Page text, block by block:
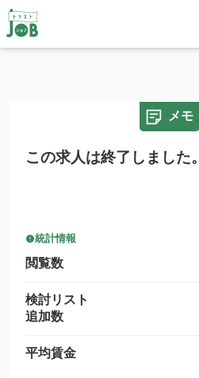
メモ
この求人は終了しました。
統計情報
閲覧数
検討リスト
追加数
平均賃金